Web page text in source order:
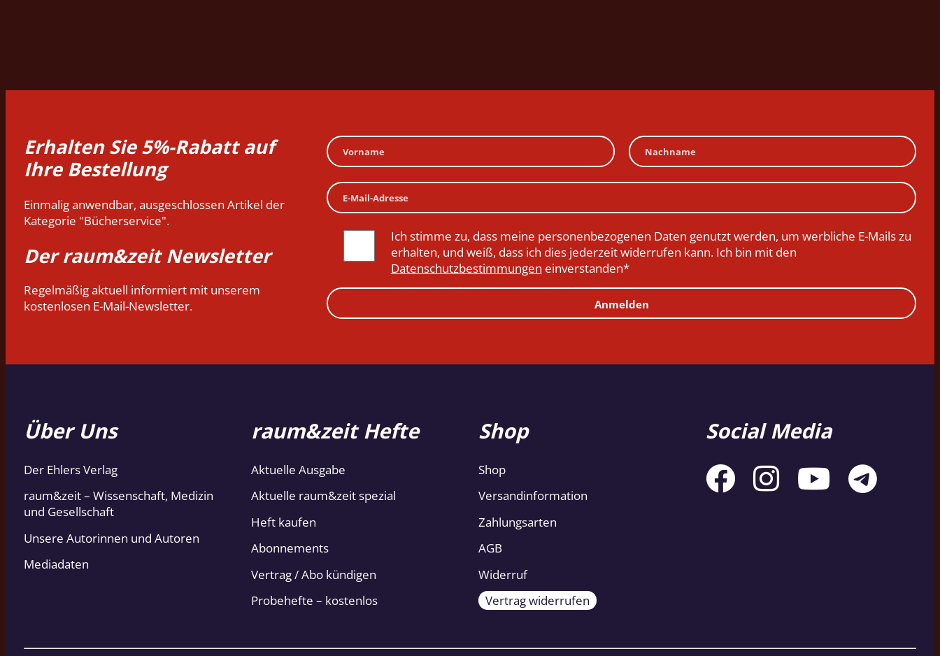
Erhalten Sie 5%-Rabatt auf
Ihre Bestellung
Einmalig anwendbar, ausgeschlossen Artikel der
Kategorie "Bücherservice".
Der raum&zeit Newsletter
Regelmäßig aktuell informiert mit unserem
kostenlosen E-Mail-Newsletter.
Ich stimme zu, dass meine personenbezogenen Daten genutzt werden, um werbliche E-Mails zu
erhalten, und weiß, dass ich dies jederzeit widerrufen kann. Ich bin mit den
Datenschutzbestimmungen einverstanden*
Anmelden
Über Uns
Der Ehlers Verlag
raum&zeit – Wissenschaft, Medizin
und Gesellschaft
Unsere Autorinnen und Autoren
Mediadaten
raum&zeit Hefte
Aktuelle Ausgabe
Aktuelle raum&zeit spezial
Heft kaufen
Abonnements
Vertrag / Abo kündigen
Probehefte – kostenlos
Shop
Shop
Versandinformation
Zahlungsarten
AGB
Widerruf
Vertrag widerrufen
Social Media